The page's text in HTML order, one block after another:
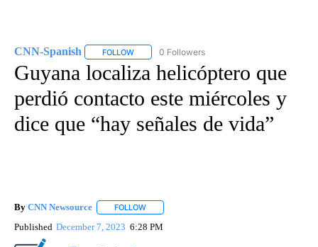
CNN-Spanish FOLLOW FOLLOW "CNN-SPANISH" TO RECEIVE
0 Followers
Guyana localiza helicóptero que
perdió contacto este miércoles y
dice que “hay señales de vida”
By CNN Newsource FOLLOW
Published December 7, 2023 6:28 PM